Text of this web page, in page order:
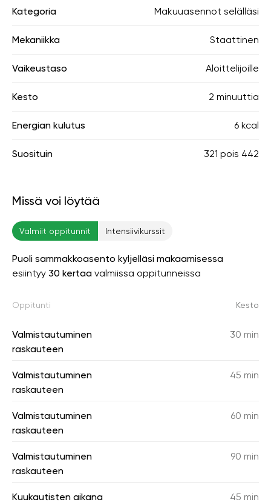
Kategoria Makuuasennot selälläsi
Mekaniikka Staattinen
Vaikeustaso Aloittelijoille
Kesto 2 minuuttia
Energian kulutus 6 kcal
Suosituin 321 pois 442
Missä voi löytää
Valmiit oppitunnit Intensiivikurssit
Puoli sammakkoasento kyljelläsi makaamisessa
esiintyy 30 kertaa valmiissa oppitunneissa
Oppitunti Kesto
Valmistautuminen
raskauteen
30 min
Valmistautuminen
raskauteen
45 min
Valmistautuminen
raskauteen
60 min
Valmistautuminen
raskauteen
90 min
Kuukautisten aikana 45 min